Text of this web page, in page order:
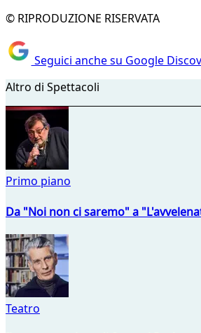
© RIPRODUZIONE RISERVATA
Seguici anche su Google
Altro di Spettacoli
Primo piano
Da "Noi non ci saremo" a
Teatro